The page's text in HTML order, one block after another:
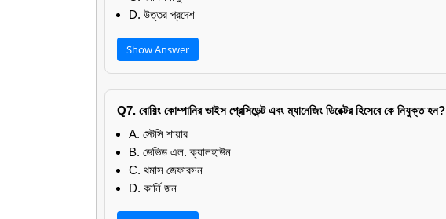
D. উত্তর প্রদেশ
Show Answer
Q7. বোয়িং কোম্পানির ভাইস প্রেসিডেন্ট এবং ম্যানেজিং ডিরেক্টর হিসেবে কে নিযুক্ত হন?
A. স্টেসি শায়ার
B. ডেভিড এল. ক্যালহাউন
C. থমাস জেফারসন
D. কার্নি জন